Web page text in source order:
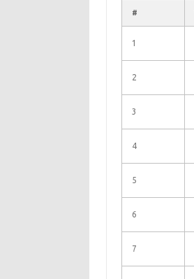
#
1
2
3
4
5
6
7